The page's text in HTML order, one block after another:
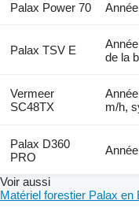
Palax Power 70
Palax TSV E
de la
Vermeer
SC48TX
m/h,
Palax D360
PRO
Voir aussi
Matériel forestier Palax en